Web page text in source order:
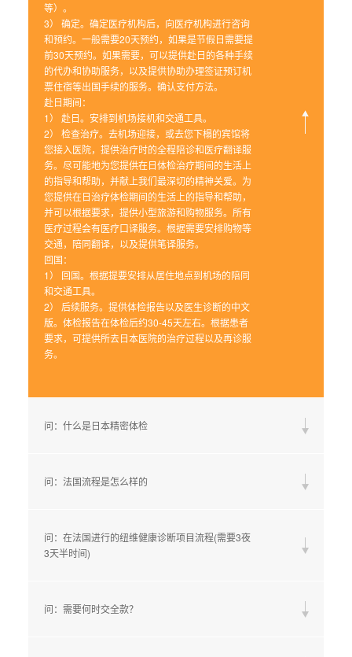
等）。
3）
确定。确定医疗机构后，向医疗机构进行咨询
和预约。一般需要20天预约，如果是节假日需要提
前30天预约。如果需要，可以提供赴日的各种手续
的代办和协助服务，以及提供协助办理签证预订机
票住宿等出国手续的服务。确认支付方法。
赴日期间：
1）
赴日。安排到机场接机和交通工具。
2）
检查治疗。去机场迎接，或去您下榻的宾馆将
您接入医院，提供治疗时的全程陪诊和医疗翻译服
务。尽可能地为您提供在日体检治疗期间的生活上
的指导和帮助，并献上我们最深切的精神关爱。为
您提供在日治疗体检期间的生活上的指导和帮助，
并可以根据要求，提供小型旅游和购物服务。所有
医疗过程会有医疗口译服务。根据需要安排购物等
交通，陪同翻译，以及提供笔译服务。
回国：
1）
回国。根据提要安排从居住地点到机场的陪同
和交通工具。
2）
后续服务。提供体检报告以及医生诊断的中文
版。体检报告在体检后约30-45天左右。根据患者
要求，可提供所去日本医院的治疗过程以及再诊服
务。
问：什么是日本精密体检
问：法国流程是怎么样的
问：在法国进行的纽维健康诊断项目流程(需要3夜
3天半时间)
问：需要何时交全款？